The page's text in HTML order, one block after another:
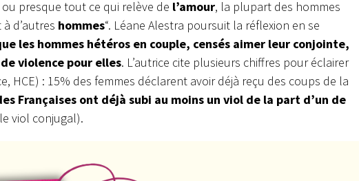
ou presque tout ce qui relève de l’amour, la plupart des hommes
d’autres hommes“. Léane Alestra poursuit la réflexion en se
les hommes hétéros en couple, censés aimer leur conjointe,
violence pour elles. L’autrice cite plusieurs chiffres pour éclairer
HCE) : 15% des femmes déclarent avoir déjà reçu des coups de la
Françaises ont déjà subi au moins un viol de la part d’un de
viol conjugal).